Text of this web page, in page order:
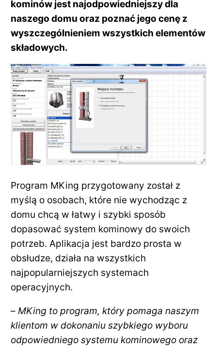
kominów jest najodpowiedniejszy dla
naszego domu oraz poznać jego cenę z
wyszczególnieniem wszystkich elementów
składowych.
Program MKing przygotowany został z
myślą o osobach, które nie wychodząc z
domu chcą w łatwy i szybki sposób
dopasować system kominowy do swoich
potrzeb. Aplikacja jest bardzo prosta w
obsłudze, działa na wszystkich
najpopularniejszych systemach
operacyjnych.
– MKing to program, który pomaga naszym
klientom w dokonaniu szybkiego wyboru
odpowiedniego systemu kominowego oraz